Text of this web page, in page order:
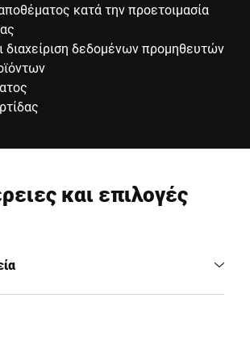
κατά την προετοιμασία
διαχείριση δεδομένων προμηθευτών
και επιλογές